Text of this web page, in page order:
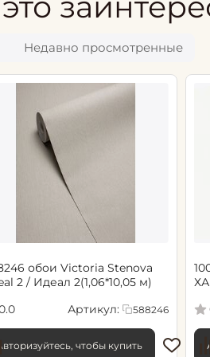
Недавно просмотренные
обои Victoria Stenova
2 / Идеал 2(1,06*10,05 м)
Артикул: 588246
чтобы купить